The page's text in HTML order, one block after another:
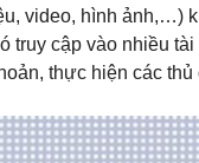
video, hình ảnh,…)
truy cập vào nhiều
thực hiện các